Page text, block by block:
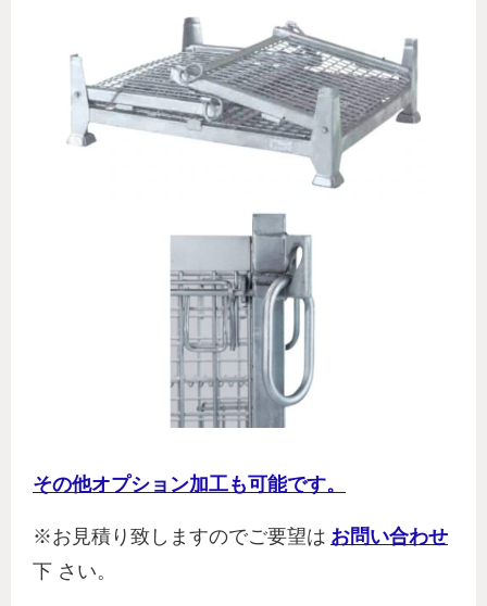
その他オプション加工も可能です。
※お見積り致しますのでご要望は お問い合わせ
下 さい。